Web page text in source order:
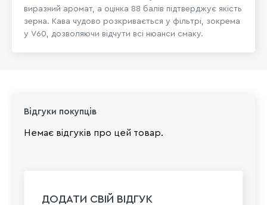
виразний аромат, а оцінка 88 балів підтверджує якість
зерна. Кава чудово розкривається у фільтрі, зокрема
у V60, дозволяючи відчути всі нюанси смаку.
Відгуки покупців
Немає відгуків про цей товар.
ДОДАТИ СВІЙ ВІДГУК